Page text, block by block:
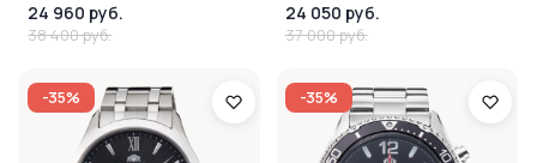
24 960 руб.
38 400 руб.
24 050 руб.
37 000 руб.
-35% -35%